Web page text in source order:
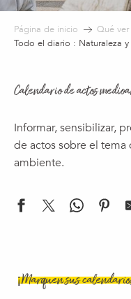
Página de inicio Qué
Todo el diario : Naturaleza
Calendario de actos
Informar, sensibilizar,
de actos sobre el
ambiente.
Refuge et biodiversité
Les gardiens de la nuit
¡Marquen sus